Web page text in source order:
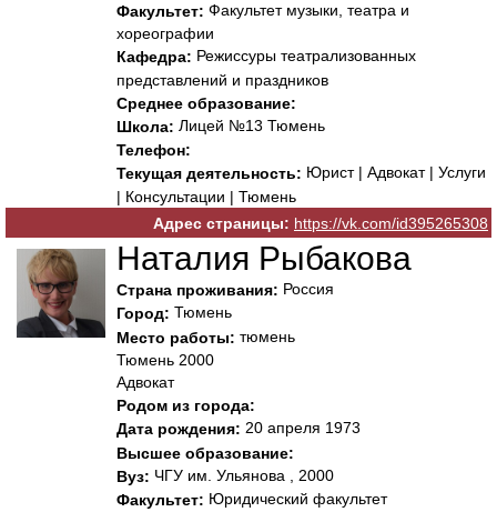
Факультет: Факультет музыки, театра и
хореографии
Кафедра: Режиссуры театрализованных
представлений и праздников
Среднее образование:
Школа: Лицей №13 Тюмень
Телефон:
Текущая деятельность: Юрист | Адвокат | Услуги
| Консультации | Тюмень
Адрес страницы: https://vk.com/id395265308
Наталия Рыбакова
Страна проживания: Россия
Город: Тюмень
Место работы: тюмень
Тюмень 2000
Адвокат
Родом из города:
Дата рождения: 20 апреля 1973
Высшее образование:
Вуз: ЧГУ им. Ульянова , 2000
Факультет: Юридический факультет